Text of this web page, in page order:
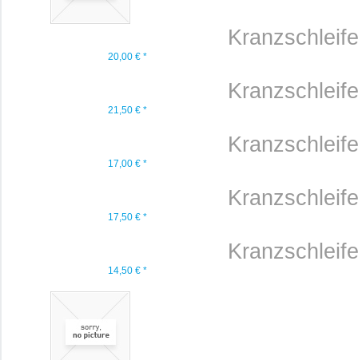
20,00 € *
21,50 € *
17,00 € *
17,50 € *
14,50 € *